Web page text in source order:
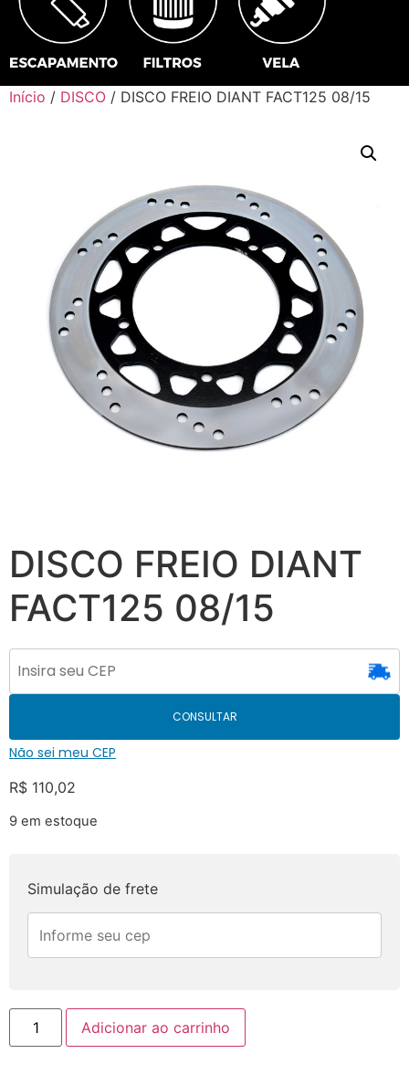
Início / DISCO / DISCO FREIO DIANT FACT125 08/15
DISCO FREIO DIANT
FACT125 08/15
CONSULTAR
Não sei meu CEP
R$ 110,02
9 em estoque
Simulação de frete
Adicionar ao carrinho